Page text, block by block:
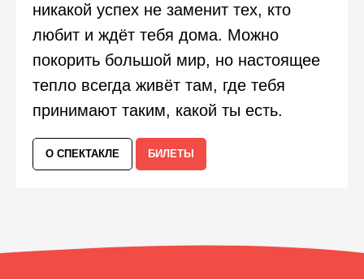
никакой успех не заменит тех, кто
любит и ждёт тебя дома. Можно
покорить большой мир, но настоящее
тепло всегда живёт там, где тебя
принимают таким, какой ты есть.
О СПЕКТАКЛЕ БИЛЕТЫ